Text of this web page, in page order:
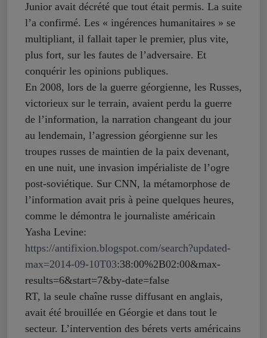
Junior avait décrété que tout était permis. La suite
l’a confirmé. Les « ingérences humanitaires » se
multipliant, il fallait taper le premier, plus vite,
plus fort, sur les fautes de l’adversaire. Et
conquérir les opinions publiques.
En 2008, lors de la guerre géorgienne, les Russes,
victorieux sur le terrain, avaient perdu la guerre
de l’information, la narration changeant du jour
au lendemain, l’agression géorgienne sur les
troupes russes de maintien de la paix devenant,
en une nuit, une invasion impérialiste de l’ogre
post-soviétique. Sur CNN, la métamorphose de
l’information avait pris à peine quelques heures,
comme le démontra le journaliste américain
Yasha Levine:
https://antifixion.blogspot.com/search?updated-
max=2014-09-10T03:38:00%2B02:00&max-
results=6&start=7&by-date=false
RT, la seule chaîne russe diffusant en anglais,
avait été brouillée en Géorgie et dans tout le
secteur. L’intervention des bérets verts américains